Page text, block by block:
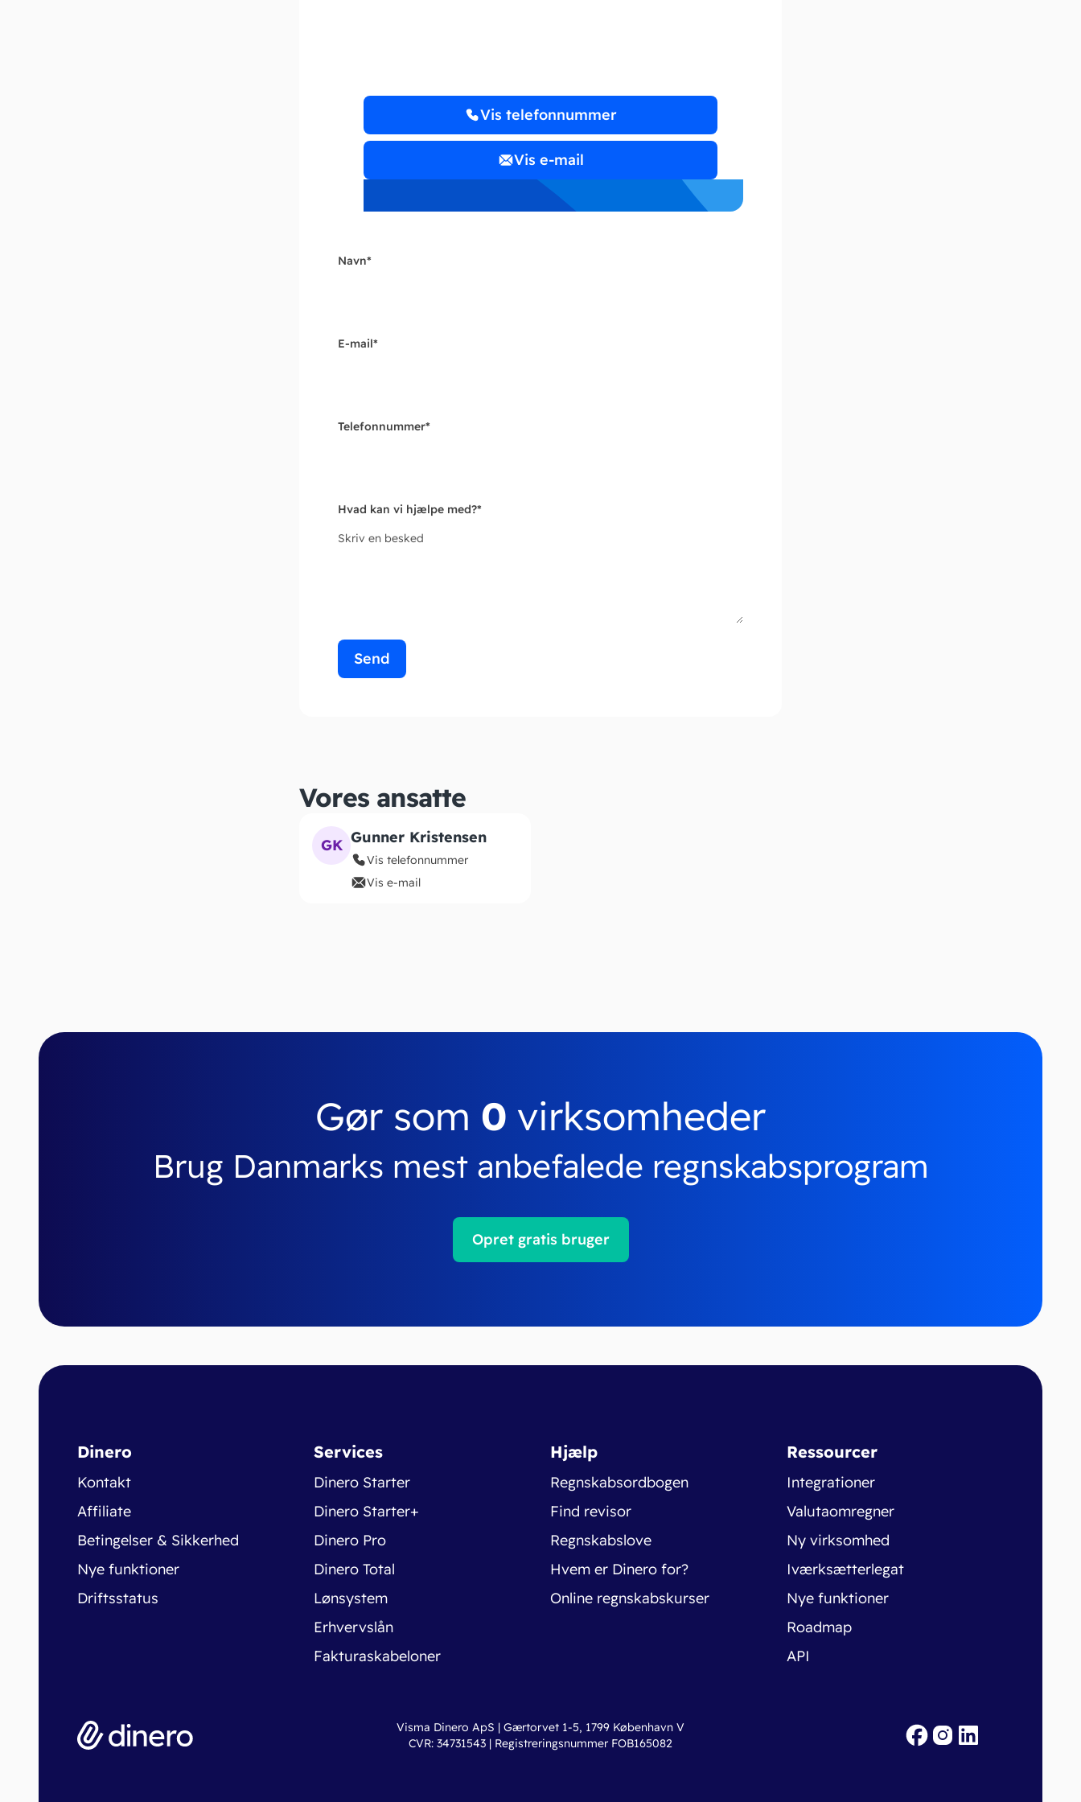
Vis telefonnummer
Vis e-mail
Navn*
E-mail*
Telefonnummer*
Hvad kan vi hjælpe med?*
Skriv en besked
Send
Vores ansatte
GK Gunner Kristensen
Vis telefonnummer
Vis e-mail
Gør som 0 virksomheder
Brug Danmarks mest anbefalede regnskabsprogram
Opret gratis bruger
Dinero
Kontakt
Affiliate
Betingelser & Sikkerhed
Nye funktioner
Driftsstatus
Services
Dinero Starter
Dinero Starter+
Dinero Pro
Dinero Total
Lønsystem
Erhvervslån
Fakturaskabeloner
Hjælp
Regnskabsordbogen
Find revisor
Regnskabslove
Hvem er Dinero for?
Online regnskabskurser
Ressourcer
Integrationer
Valutaomregner
Ny virksomhed
Iværksætterlegat
Nye funktioner
Roadmap
API
Visma Dinero ApS | Gærtorvet 1-5, 1799 København V
CVR: 34731543 | Registreringsnummer FOB165082